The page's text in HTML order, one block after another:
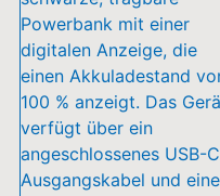
EcoFlow Rapid
Magnetic Powerbank
10000mAh
inkl. MwSt.
Lieferzeit:ca. 3-4 Werktage